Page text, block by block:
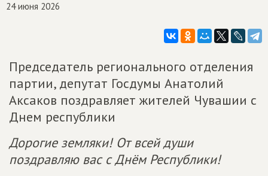
24 июня 2026
Председатель регионального отделения
партии, депутат Госдумы Анатолий
Аксаков поздравляет жителей Чувашии с
Днем республики
Дорогие земляки! От всей души
поздравляю вас с Днём Республики!